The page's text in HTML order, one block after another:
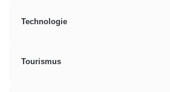
Technologie
Tourismus